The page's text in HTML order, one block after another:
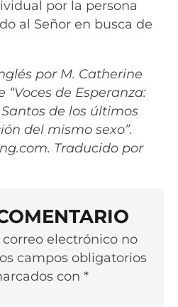
por la persona
al Señor en busca de
por M. Catherine
“Voces de Esperanza:
de los últimos
del mismo sexo”.
Traducido por
electrónico no
campos obligatorios
con *